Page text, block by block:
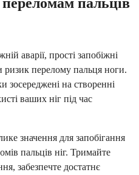
аварії, прості запобіжні
перелому пальця ноги.
зосереджені на створенні
ваших ніг під час
значення для запобігання
пальців ніг. Тримайте
забезпечте достатнє